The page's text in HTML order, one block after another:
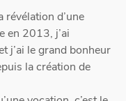
révélation d’une
en 2013, j’ai
j’ai le grand bonheur
la création de